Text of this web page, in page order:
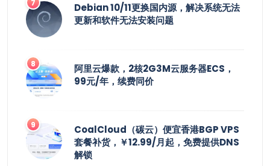
Debian 10/11更换国内源，解决系统无法
更新和软件无法安装问题
阿里云爆款，2核2G3M云服务器ECS，
99元/年，续费同价
CoalCloud（碳云）便宜香港BGP VPS
套餐补货，￥12.99/月起，免费提供DNS
解锁